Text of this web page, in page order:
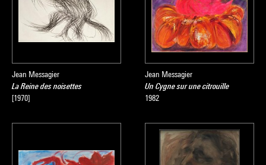
Jean Messagier
La Reine des noisettes
[1970]
Jean Messagier
Un Cygne sur une citrouille
1982